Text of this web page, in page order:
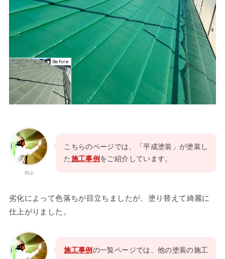
Before
のぶ
こちらのページでは、「平成塗装」が塗装し
た 施工事例 をご紹介しています。
劣化によって色落ちが目立ちましたが、塗り替えて綺麗に
仕上がりました。
施工事例 の一覧ページでは、他の塗装の施工